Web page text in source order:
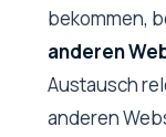
bekommen,
anderen
Austausch
anderen